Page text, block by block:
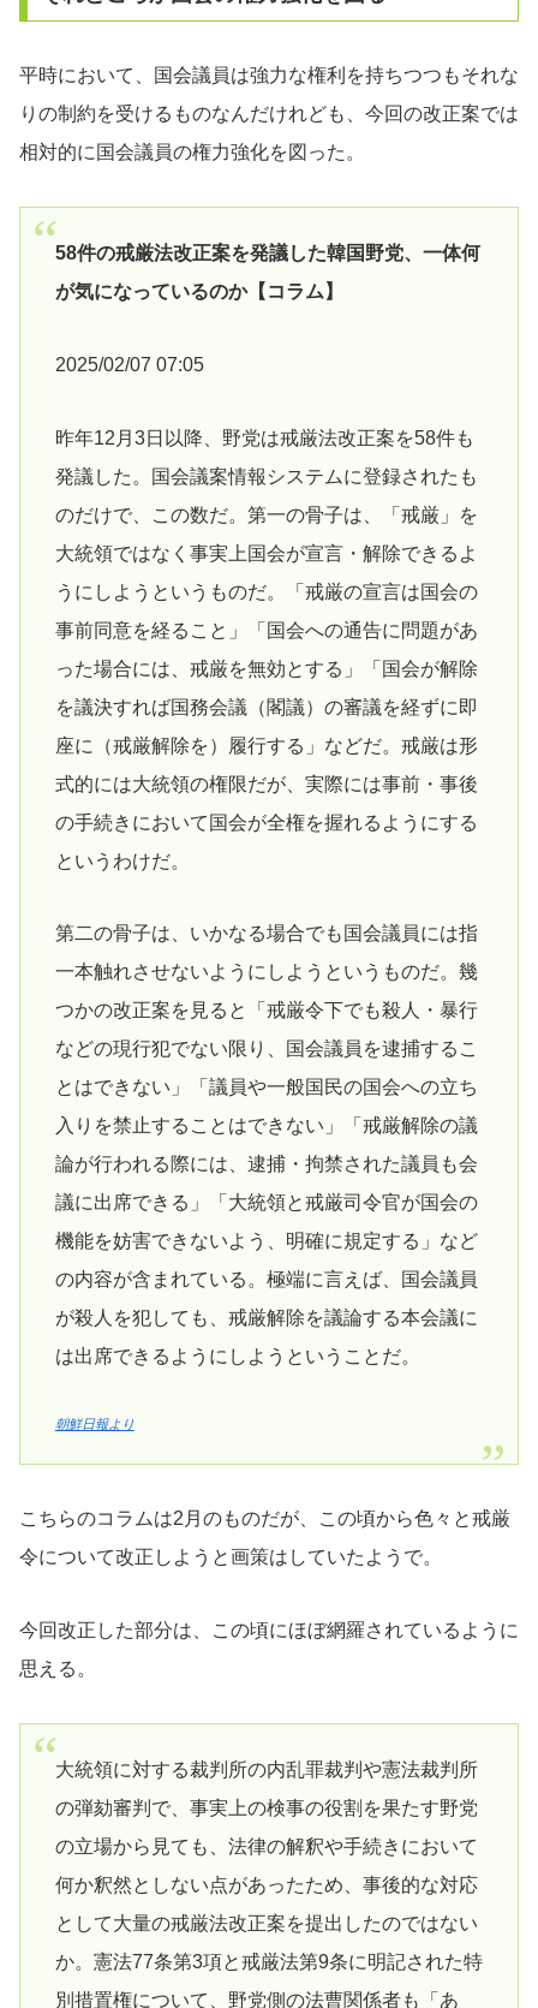
平時において、国会議員は強力な権利を持ちつつもそれな
りの制約を受けるものなんだけれども、今回の改正案では
相対的に国会議員の権力強化を図った。
58件の戒厳法改正案を発議した韓国野党、一体何
が気になっているのか【コラム】
2025/02/07 07:05
昨年12月3日以降、野党は戒厳法改正案を58件も
発議した。国会議案情報システムに登録されたも
のだけで、この数だ。第一の骨子は、「戒厳」を
大統領ではなく事実上国会が宣言・解除できるよ
うにしようというものだ。「戒厳の宣言は国会の
事前同意を経ること」「国会への通告に問題があ
った場合には、戒厳を無効とする」「国会が解除
を議決すれば国務会議（閣議）の審議を経ずに即
座に（戒厳解除を）履行する」などだ。戒厳は形
式的には大統領の権限だが、実際には事前・事後
の手続きにおいて国会が全権を握れるようにする
というわけだ。
第二の骨子は、いかなる場合でも国会議員には指
一本触れさせないようにしようというものだ。幾
つかの改正案を見ると「戒厳令下でも殺人・暴行
などの現行犯でない限り、国会議員を逮捕するこ
とはできない」「議員や一般国民の国会への立ち
入りを禁止することはできない」「戒厳解除の議
論が行われる際には、逮捕・拘禁された議員も会
議に出席できる」「大統領と戒厳司令官が国会の
機能を妨害できないよう、明確に規定する」など
の内容が含まれている。極端に言えば、国会議員
が殺人を犯しても、戒厳解除を議論する本会議に
は出席できるようにしようということだ。
朝鮮日報より
こちらのコラムは2月のものだが、この頃から色々と戒厳
令について改正しようと画策はしていたようで。
今回改正した部分は、この頃にほぼ網羅されているように
思える。
大統領に対する裁判所の内乱罪裁判や憲法裁判所
の弾劾審判で、事実上の検事の役割を果たす野党
の立場から見ても、法律の解釈や手続きにおいて
何か釈然としない点があったため、事後的な対応
として大量の戒厳法改正案を提出したのではない
か。憲法77条第3項と戒厳法第9条に明記された特
別措置権について、野党側の法曹関係者も「あ